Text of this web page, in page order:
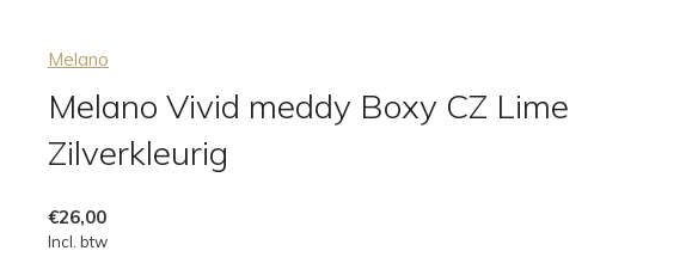
Melano
Melano Vivid meddy Boxy CZ Lime
Zilverkleurig
€26,00
Incl. btw